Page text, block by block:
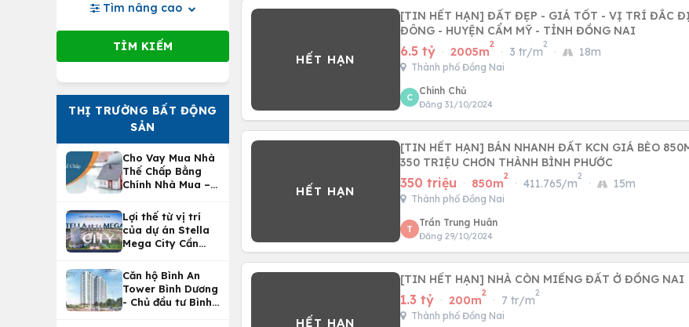
Tìm nâng cao
THỊ TRƯỜNG BẤT ĐỘNG
SẢN
Cho Vay Mua Nhà
Thế Chấp Bằng
Chính Nhà Mua –
Nhà Tại
Vietcombank
Lợi thế từ vị trí
của dự án Stella
Mega City Cần
Căn hộ Bình An
Tower Bình Dương
- Chủ đầu tư Bình
[TIN HẾT HẠN] ĐẤT ĐẸP - GIÁ TỐT - VỊ TRÍ ĐẮC ĐỊA TẠI XÃ XUÂN
ĐÔNG - HUYỆN CẨM MỸ - TỈNH ĐỒNG NAI
6.5 tỷ · 2005m
2
· 3 tr/m
2
· 18m
Thành phố Đồng Nai
C
Chính Chủ
Đăng 31/10/2024
[TIN HẾT HẠN] BÁN NHANH ĐẤT KCN GIÁ BÈO
350 TRIỆU CHƠN THÀNH BÌNH PHƯỚC
350 triệu · 850m
2
· 411.765/m
2
· 15m
Thành phố Đồng Nai
T
Trần Trung Huân
Đăng 29/10/2024
[TIN HẾT HẠN] NHÀ CÒN MIẾNG ĐẤT Ở ĐỒNG NAI
1.3 tỷ · 200m
2
· 7 tr/m
2
Thành phố Đồng Nai